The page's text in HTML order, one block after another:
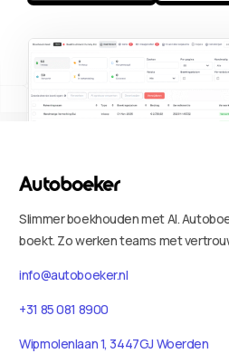
Slimmer boekhouden met AI.
boekt. Zo werken teams met
info@autoboeker.nl
+31 85 081 8900
Wipmolenlaan 1, 3447GJ Woerden